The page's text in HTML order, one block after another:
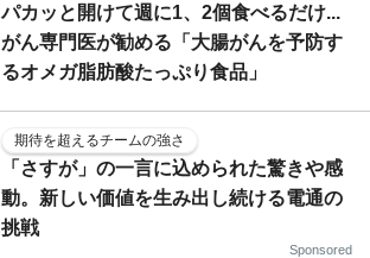
パカッと開けて週に1、2個食べるだけ...
がん専門医が勧める「大腸がんを予防す
るオメガ脂肪酸たっぷり食品」
期待を超えるチームの強さ
「さすが」の一言に込められた驚きや感
動。新しい価値を生み出し続ける電通の
挑戦
Sponsored